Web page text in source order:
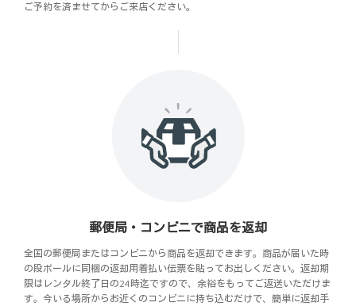
ご予約を済ませてからご来店ください。
郵便局・コンビニで商品を返却
全国の郵便局またはコンビニから商品を返却できます。商品が届いた時
の段ボールに同梱の返却用着払い伝票を貼ってお出しください。返却期
限はレンタル終了日の24時迄ですので、余裕をもってご返送いただけま
す。今いる場所からお近くのコンビニに持ち込むだけで、簡単に返却手